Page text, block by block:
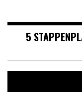
5